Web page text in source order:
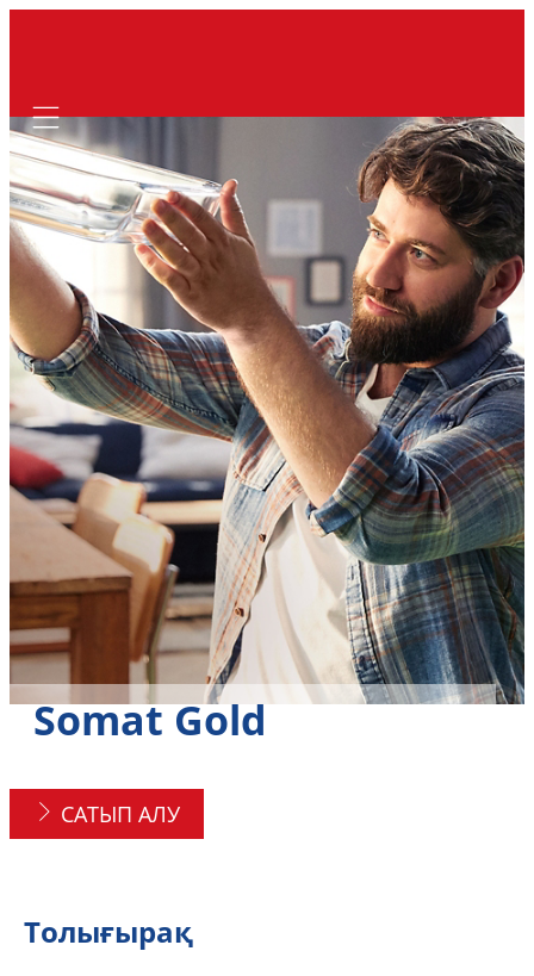
Mobile navigation
Somat Gold
САТЫП АЛУ
Толығырақ